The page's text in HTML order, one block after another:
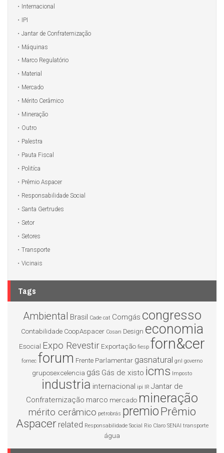
Internacional
IPI
Jantar de Confraternização
Máquinas
Marco Regulatório
Material
Mercado
Mérito Cerâmico
Mineração
Outro
Palestra
Pauta Fiscal
Politíca
Prêmio Aspacer
Responsabilidade Social
Santa Gertrudes
Setor
Setores
Transporte
Vicinais
Tags
Ambiental Brasil Cade cat Comgás congresso
Contabilidade CoopAspacer Cosan Design economia
Esocial Expo Revestir Exportação fiesp forn&cer
fornec forum Frente Parlamentar gasnatural gnl governo
gruposexcelencia gás Gás de xisto icms Imposto
industria internacional ipi IR Jantar de
Confraternização marco mercado mineração
mérito cerâmico petrobrás premioPrêmio
Aspacer related Responsabilidade Social Rio Claro SENAI transporte
água